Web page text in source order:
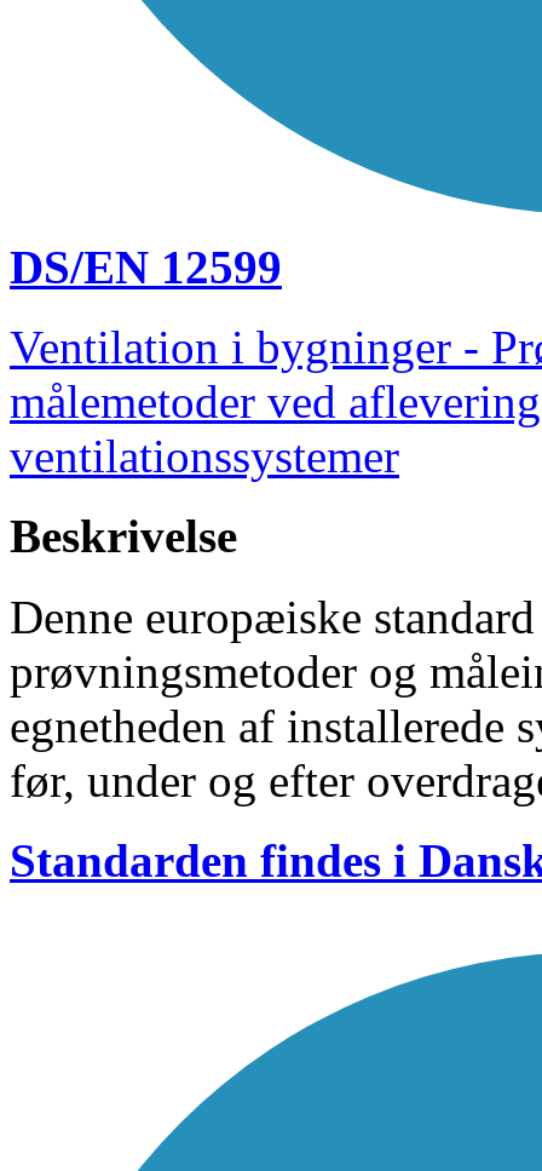
DS/EN 12599
Ventilation i bygninger -
målemetoder ved
ventilationssystemer
Beskrivelse
Denne europæiske
prøvningsmetoder og
egnetheden af
før, under og efter
Standarden findes i